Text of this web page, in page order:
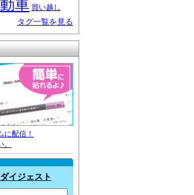
車 買い越し
タグ一覧を見る
に配信！
イジェスト